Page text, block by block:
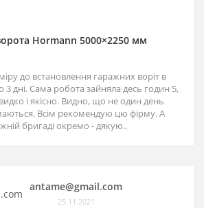
Hormann 5000×2250 мм
до встановлення гаражних воріт в
дні. Сама робота зайняла десь годин 5,
і якісно. Видно, що не один день
Всім рекомендую цю фірму. А
бригаді окремо - дякую..
antame@gmail.com
25.11.2021